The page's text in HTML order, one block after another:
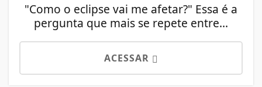
"Como o eclipse vai me afetar?" Essa é a
pergunta que mais se repete entre...
ACESSAR